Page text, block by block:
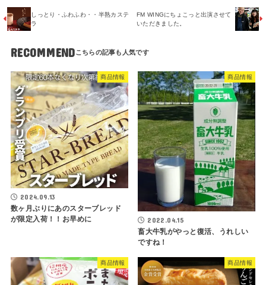
しっとり・ふわふわ・・半熟カステ
ラ
FM WINGにちょこっと出演させて
いただきました。
RECOMMEND
商品情報
2024.09.13
数ヶ月ぶりにあのスターブレッド
が限定入荷！！お早めに
商品情報
2022.04.15
畜大牛乳がやっと復活、うれしい
ですね！
商品情報 商品情報